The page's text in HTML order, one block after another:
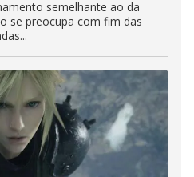
semelhante ao da
se preocupa com fim das